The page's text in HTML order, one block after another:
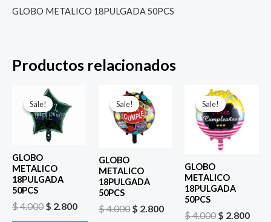
GLOBO METALICO 18PULGADA 50PCS
Productos relacionados
Sale!
Sale!
GLOBO
METALICO
18PULGADA
50PCS
$4.000
El
precio
original
era:
$ 4.000.
$ 2.800
Sale!
Sale!
GLOBO
METALICO
18PULGADA
50PCS
$4.000
El
precio
original
era:
$ 4.000.
$ 2.800
Sale!
Sale!
GLOBO
METALICO
18PULGADA
50PCS
$4.000
El
precio
original
era:
$ 4.000.
$ 2.800